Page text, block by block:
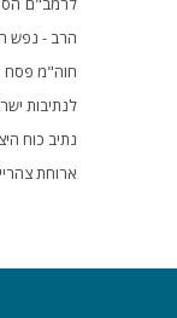
הרב - נפש
חוה"מ
לנתיבות
נתיב כוח
ארוחת